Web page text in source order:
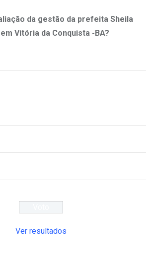
da gestão da prefeita Sheila
Vitória da Conquista -BA?
Ver resultados